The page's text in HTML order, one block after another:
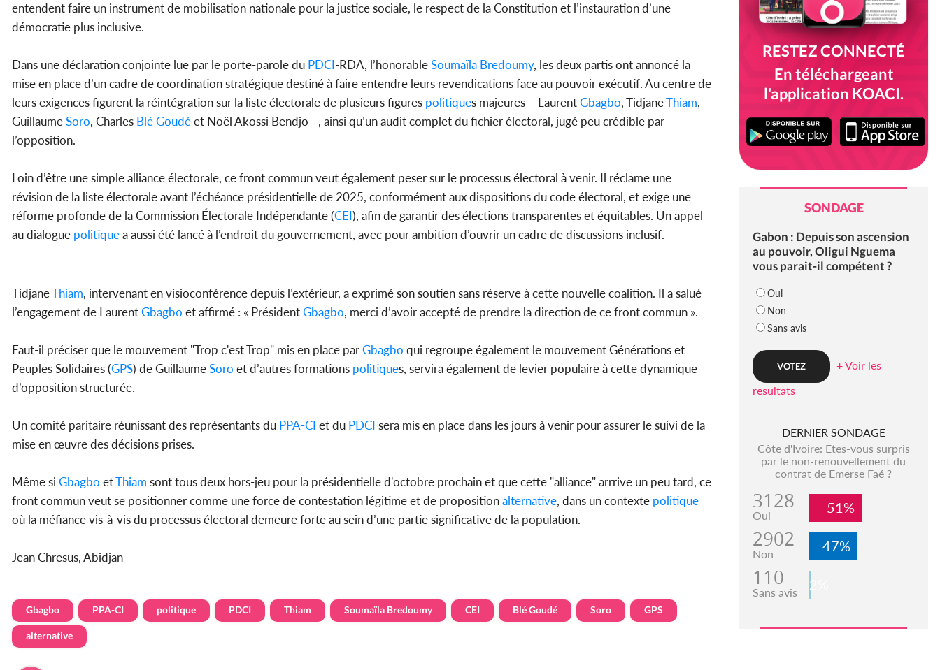
entendent faire un instrument de mobilisation nationale pour la justice sociale, le respect de la Constitution et l’instauration d’une
démocratie plus inclusive.
Dans une déclaration conjointe lue par le porte-parole du PDCI-RDA, l’honorableSoumaïla Bredoumy, les deux partis ont annoncé la
mise en place d’un cadre de coordination stratégique destiné à faire entendre leurs revendications face au pouvoir exécutif. Au centre de
leurs exigences figurent la réintégration sur la liste électorale de plusieurs figures politiques majeures – LaurentGbagbo, TidjaneThiam,
GuillaumeSoro, Charles Blé Goudéet Noël Akossi Bendjo –, ainsi qu’un audit complet du fichier électoral, jugé peu crédible par
l’opposition.
Loin d’être une simple alliance électorale, ce front commun veut également peser sur le processus électoral à venir. Il réclame une
révision de la liste électorale avant l’échéance présidentielle de 2025, conformément aux dispositions du code électoral, et exige une
réforme profonde de la Commission Électorale Indépendante (CEI), afin de garantir des élections transparentes et équitables. Un appel
au dialogue politiquea aussi été lancé à l’endroit du gouvernement, avec pour ambition d’ouvrir un cadre de discussions inclusif.
TidjaneThiam, intervenant en visioconférence depuis l’extérieur, a exprimé son soutien sans réserve à cette nouvelle coalition. Il a salué
l’engagement de LaurentGbagbo et affirmé : « PrésidentGbagbo, merci d’avoir accepté de prendre la direction de ce front commun ».
Faut-il préciser que le mouvement "Trop c'est Trop" mis en place parGbagbo qui regroupe également le mouvement Générations et
Peuples Solidaires (GPS) de GuillaumeSoro et d’autres formations politiques, servira également de levier populaire à cette dynamique
d’opposition structurée.
Un comité paritaire réunissant des représentants du PPA-CI et du PDCI sera mis en place dans les jours à venir pour assurer le suivi de la
mise en œuvre des décisions prises.
Même si Gbagbo etThiam sont tous deux hors-jeu pour la présidentielle d'octobre prochain et que cette "alliance" arrrive un peu tard, ce
front commun veut se positionner comme une force de contestation légitime et de propositionalternative, dans un contexte politique
où la méfiance vis-à-vis du processus électoral demeure forte au sein d’une partie significative de la population.
Jean Chresus, Abidjan
Gbagbo PPA-CI politique PDCI Thiam Soumaïla Bredoumy CEI Blé Goudé Soro GPS
alternative
RESTEZ CONNECTÉ
En téléchargeant
l'application KOACI.
SONDAGE
Gabon : Depuis son ascension
au pouvoir, Oligui Nguema
vous parait-il compétent ?
Oui
Non
Sans avis
+ Voir les
resultats
DERNIER SONDAGE
Côte d'Ivoire: Etes-vous surpris
par le non-renouvellement du
contrat de Emerse Faé ?
3128
Oui 51%
2902
Non 47%
110
Sans avis 2%